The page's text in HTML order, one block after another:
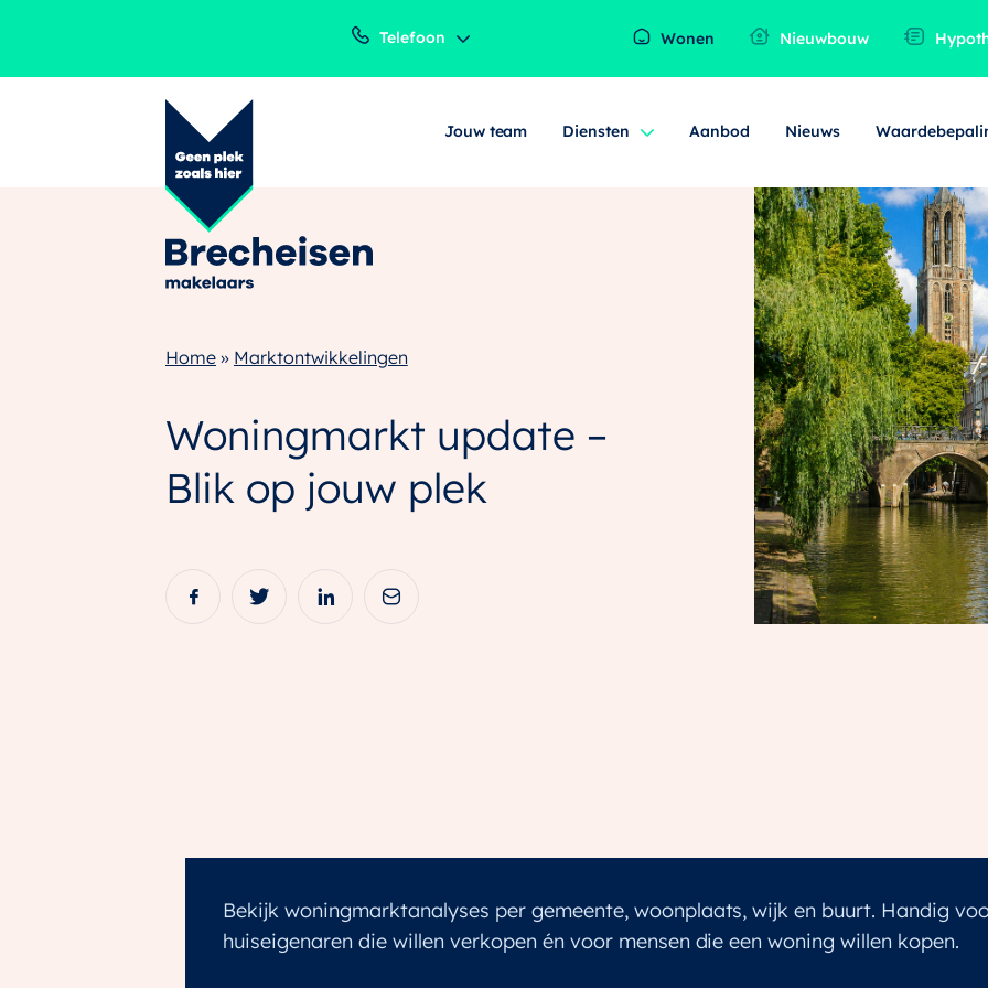
Telefoon Wonen Nieuwbouw
Jouw team Diensten Aanbod Nieuws
Home» Marktontwikkelingen
Woningmarkt update –
Blik op jouw plek
Bekijk woningmarktanalyses per gemeente, woonplaats, wijk en buurt. Handig
huiseigenaren die willen verkopen én voor mensen die een woning willen kopen.